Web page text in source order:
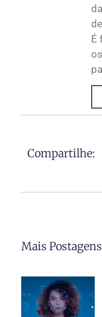
É
Compartilhe:
Mais Postagens